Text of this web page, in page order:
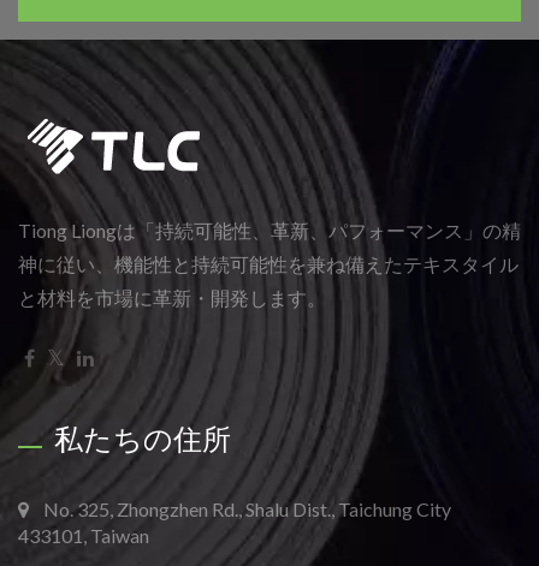
Tiong Liongは「持続可能性、革新、パフォーマンス」の精
神に従い、機能性と持続可能性を兼ね備えたテキスタイル
と材料を市場に革新・開発します。
私たちの住所
No. 325, Zhongzhen Rd., Shalu Dist., Taichung City
433101, Taiwan